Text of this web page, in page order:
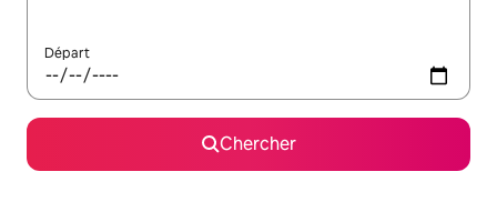
Départ
Chercher